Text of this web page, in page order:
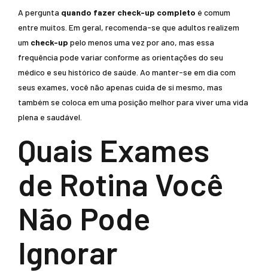
A pergunta quando fazer check-up completo é comum
entre muitos. Em geral, recomenda-se que adultos realizem
um check-up pelo menos uma vez por ano, mas essa
frequência pode variar conforme as orientações do seu
médico e seu histórico de saúde. Ao manter-se em dia com
seus exames, você não apenas cuida de si mesmo, mas
também se coloca em uma posição melhor para viver uma vida
plena e saudável.
Quais Exames
de Rotina Você
Não Pode
Ignorar